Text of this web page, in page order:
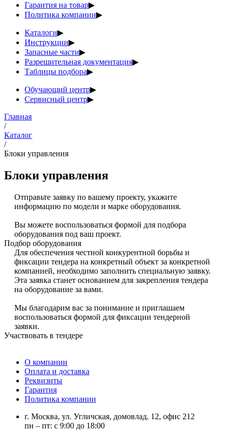
Гарантия на товар▶
Политика компании▶
Каталоги▶
Инструкции▶
Запасные части▶
Разрешительная документация▶
Таблицы подбора▶
Обучающий центр▶
Сервисный центр▶
Главная
/
Каталог
/
Блоки управления
Блоки управления
Отправьте заявку по вашему проекту, укажите
информацию по модели и марке оборудования.
Вы можете воспользоваться формой для подбора
оборудования под ваш проект.
Подбор оборудования
Для обеспечения честной конкурентной борьбы и
фиксации тендера на конкретный объект за конкретной
компанией, необходимо заполнить специальную заявку.
Эта заявка станет основанием для закрепления тендера
на оборудование за вами.
Мы благодарим вас за понимание и приглашаем
воспользоваться формой для фиксации тендерной
заявки.
Участвовать в тендере
О компании
Оплата и доставка
Реквизиты
Гарантия
Политика компании
г. Москва, ул. Угличская, домовлад. 12, офис 212
пн – пт: с 9:00 до 18:00